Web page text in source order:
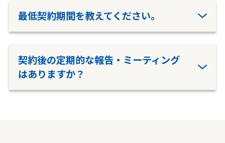
最低契約期間を教えてください。
契約後の定期的な報告・ミーティング
はありますか？